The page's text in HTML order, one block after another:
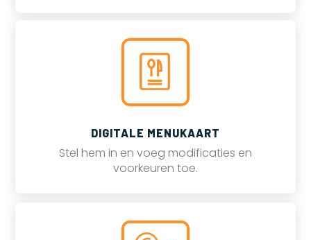
DIGITALE MENUKAART
Stel hem in en voeg modificaties en
voorkeuren toe.